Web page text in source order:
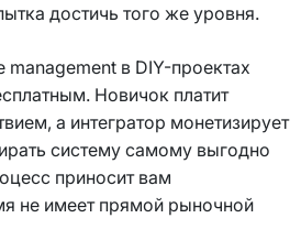
достичь того же уровня.
в DIY-проектах
Новичок платит
а интегратор монетизирует
систему самому выгодно
приносит вам
не имеет прямой рыночной